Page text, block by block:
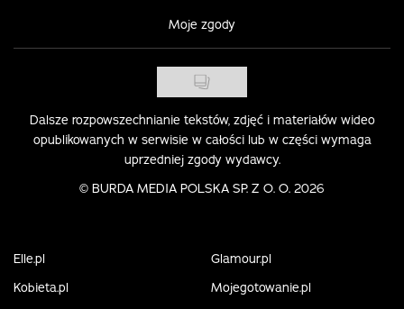
Moje zgody
Dalsze rozpowszechnianie tekstów, zdjęć i materiałów wideo
opublikowanych w serwisie w całości lub w części wymaga
uprzedniej zgody wydawcy.
© BURDA MEDIA POLSKA SP. Z O. O. 2026
Elle.pl
Glamour.pl
Kobieta.pl
Mojegotowanie.pl